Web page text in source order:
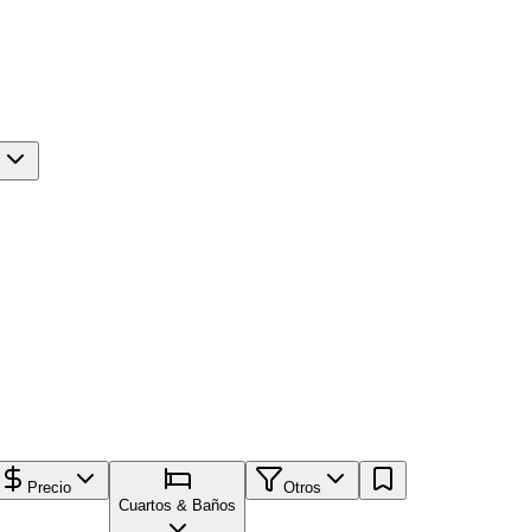
Precio
Cuartos & Baños
Otros